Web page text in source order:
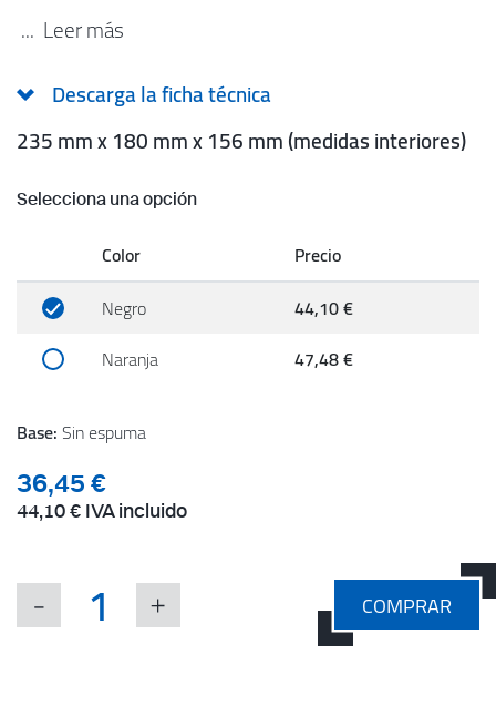
... Leer más
Descarga la ficha técnica
235 mm x 180 mm x 156 mm (medidas interiores)
Selecciona una opción
Color
Precio
Negro
44,10 €
Naranja
47,48 €
Base:Sin espuma
36,45 €
44,10 € IVA incluido
COMPRAR